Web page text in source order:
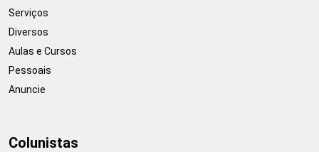
Serviços
Diversos
Aulas e Cursos
Pessoais
Anuncie
Colunistas